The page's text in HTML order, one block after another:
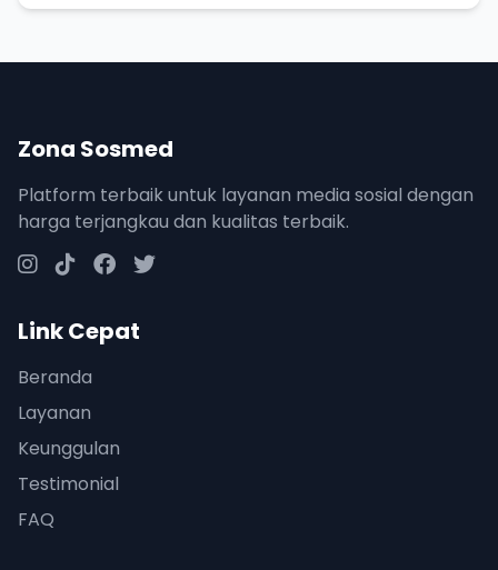
Zona Sosmed
Platform terbaik untuk layanan media sosial dengan
harga terjangkau dan kualitas terbaik.
Link Cepat
Beranda
Layanan
Keunggulan
Testimonial
FAQ